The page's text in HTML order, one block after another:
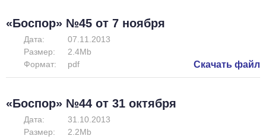
«Боспор» №45 от 7 ноября
Дата:
07.11.2013
Размер:
2.4Mb
Формат:
pdf Скачать файл
«Боспор» №44 от 31 октября
Дата:
31.10.2013
Размер:
2.2Mb